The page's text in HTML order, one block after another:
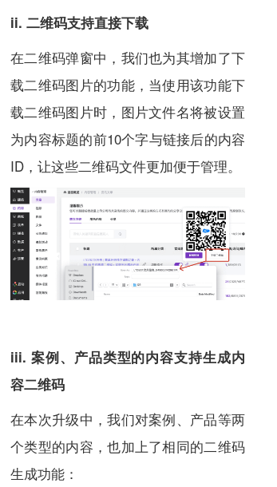
ii. 二维码支持直接下载
在二维码弹窗中，我们也为其增加了下
载二维码图片的功能，当使用该功能下
载二维码图片时，图片文件名将被设置
为内容标题的前10个字与链接后的内容
ID，让这些二维码文件更加便于管理。
iii. 案例、产品类型的内容支持生成内
容二维码
在本次升级中，我们对案例、产品等两
个类型的内容，也加上了相同的二维码
生成功能：